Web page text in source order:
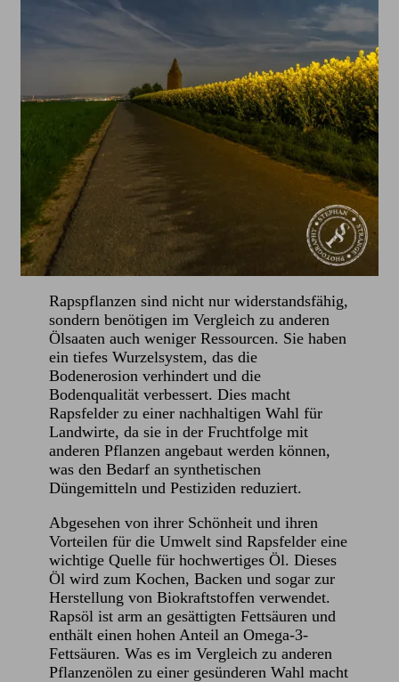
Rapspflanzen sind nicht nur widerstandsfähig,
sondern benötigen im Vergleich zu anderen
Ölsaaten auch weniger Ressourcen. Sie haben
ein tiefes Wurzelsystem, das die
Bodenerosion verhindert und die
Bodenqualität verbessert. Dies macht
Rapsfelder zu einer nachhaltigen Wahl für
Landwirte, da sie in der Fruchtfolge mit
anderen Pflanzen angebaut werden können,
was den Bedarf an synthetischen
Düngemitteln und Pestiziden reduziert.
Abgesehen von ihrer Schönheit und ihren
Vorteilen für die Umwelt sind Rapsfelder eine
wichtige Quelle für hochwertiges Öl. Dieses
Öl wird zum Kochen, Backen und sogar zur
Herstellung von Biokraftstoffen verwendet.
Rapsöl ist arm an gesättigten Fettsäuren und
enthält einen hohen Anteil an Omega-3-
Fettsäuren. Was es im Vergleich zu anderen
Pflanzenölen zu einer gesünderen Wahl macht